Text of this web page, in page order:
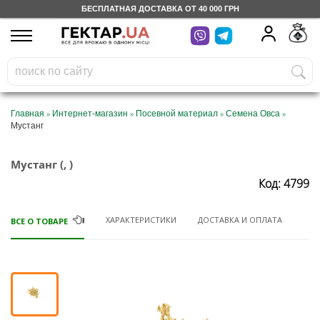
БЕСПЛАТНАЯ ДОСТАВКА ОТ 40 000 ГРН
UA
На вашем
бонусном счете
грн
Бесплатно по Украине
Категории
Дневник
Главная » Интернет-магазин » Посевной материал » Семена Овса »
Мустанг
Мустанг (, )
Код: 4799
ВСЕ О ТОВАРЕ ХАРАКТЕРИСТИКИ ДОСТАВКА И ОПЛАТА